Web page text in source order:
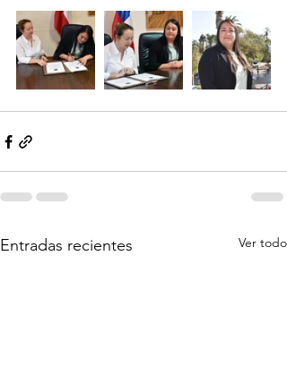
Entradas recientes Ver todo